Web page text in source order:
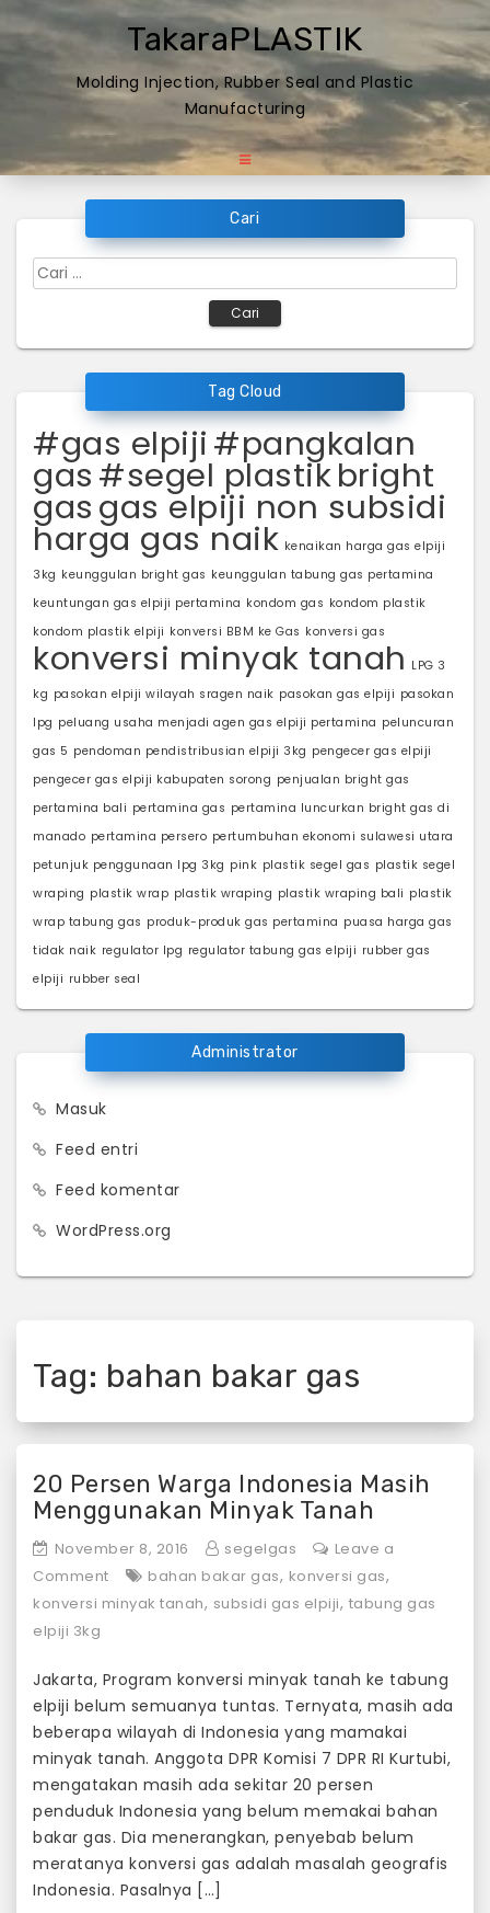
Skip
to
content
TakaraPLASTIK
Molding Injection, Rubber Seal and Plastic
Manufacturing
Cari
Cari
untuk:
Tag Cloud
#gas elpiji#pangkalan
gas#segel plastikbright
gasgas elpiji non subsidi
harga gas naik kenaikan harga gas elpiji
3kg keunggulan bright gas keunggulan tabung gas pertamina
keuntungan gas elpiji pertamina kondom gas kondom plastik
kondom plastik elpiji konversi BBM ke Gas konversi gas
konversi minyak tanah LPG 3
kg pasokan elpiji wilayah sragen naik pasokan gas elpiji pasokan
lpg peluang usaha menjadi agen gas elpiji pertamina peluncuran
gas 5 pendoman pendistribusian elpiji 3kg pengecer gas elpiji
pengecer gas elpiji kabupaten sorong penjualan bright gas
pertamina bali pertamina gas pertamina luncurkan bright gas di
manado pertamina persero pertumbuhan ekonomi sulawesi utara
petunjuk penggunaan lpg 3kg pink plastik segel gas plastik segel
wraping plastik wrap plastik wraping plastik wraping bali plastik
wrap tabung gas produk-produk gas pertamina puasa harga gas
tidak naik regulator lpg regulator tabung gas elpiji rubber gas
elpiji rubber seal
Administrator
Masuk
Feed entri
Feed komentar
WordPress.org
Tag: bahan bakar gas
20 Persen Warga Indonesia Masih
Menggunakan Minyak Tanah
November 8, 2016 segelgas
Leave a
Commenton
20
Indonesia
Masih
Menggunakan
Minyak
Tanah
bahan bakar gas, konversi gas,
konversi minyak tanah, subsidi gas elpiji, tabung gas
elpiji 3kg
Jakarta, Program konversi minyak tanah ke tabung
elpiji belum semuanya tuntas. Ternyata, masih ada
beberapa wilayah di Indonesia yang mamakai
minyak tanah. Anggota DPR Komisi 7 DPR RI Kurtubi,
mengatakan masih ada sekitar 20 persen
penduduk Indonesia yang belum memakai bahan
bakar gas. Dia menerangkan, penyebab belum
meratanya konversi gas adalah masalah geografis
Indonesia. Pasalnya […]